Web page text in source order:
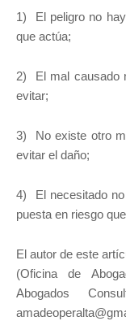
1) El peligro no
que actúa;
2) El mal causado
evitar;
3) No existe otro
evitar el daño;
4) El necesitado
puesta en riesgo
El autor de este
(Oficina de
Abogados